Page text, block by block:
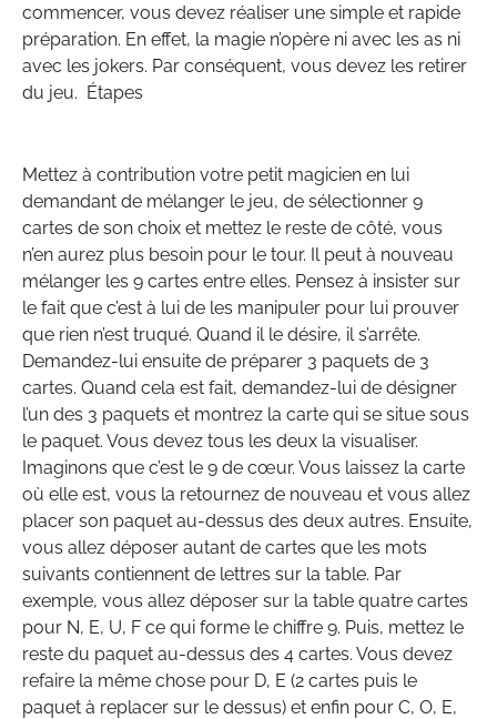
commencer, vous devez réaliser une simple et rapide
préparation. En effet, la magie n’opère ni avec les as ni
avec les jokers. Par conséquent, vous devez les retirer
du jeu. Étapes
Mettez à contribution votre petit magicien en lui
demandant de mélanger le jeu, de sélectionner 9
cartes de son choix et mettez le reste de côté, vous
n’en aurez plus besoin pour le tour. Il peut à nouveau
mélanger les 9 cartes entre elles. Pensez à insister sur
le fait que c’est à lui de les manipuler pour lui prouver
que rien n’est truqué. Quand il le désire, il s’arrête.
Demandez-lui ensuite de préparer 3 paquets de 3
cartes. Quand cela est fait, demandez-lui de désigner
l’un des 3 paquets et montrez la carte qui se situe sous
le paquet. Vous devez tous les deux la visualiser.
Imaginons que c’est le 9 de cœur. Vous laissez la carte
où elle est, vous la retournez de nouveau et vous allez
placer son paquet au-dessus des deux autres. Ensuite,
vous allez déposer autant de cartes que les mots
suivants contiennent de lettres sur la table. Par
exemple, vous allez déposer sur la table quatre cartes
pour N, E, U, F ce qui forme le chiffre 9. Puis, mettez le
reste du paquet au-dessus des 4 cartes. Vous devez
refaire la même chose pour D, E (2 cartes puis le
paquet à replacer sur le dessus) et enfin pour C, O, E,